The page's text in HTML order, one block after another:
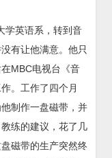
学英语系，转到音
有让他满意。他只
MBC电视台《音
。工作了四个月
制作一盘磁带，并
练的建议，花了几
磁带的生产突然终